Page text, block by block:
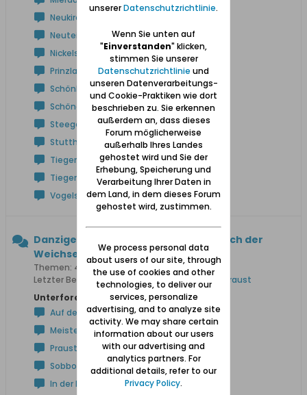
Neukirch
Neuteich
Nickelswalde
Prinzlaff
Schönbaum
Schöneberg
Steegen
Stutthof
Tiegenhof
Tiegenort
Vogelsang
Danziger Höhe und Niederung (westlich der
Weichsel)
Themen: 425 Beiträge: 3.577
Letzter Beitrag: Anton Rathkes Lebenswerk in Praust
Unterforen:
Auf der Höhe
Meisterswalde
Praust
Sobbowitz
In der Niederung
unsererDatenschutzrichtlinie.
Wenn Sie unten auf
"Einverstanden" klicken,
stimmen Sie unserer
Datenschutzrichtlinie und
unseren Datenverarbeitungs-
und Cookie-Praktiken wie dort
beschrieben zu. Sie erkennen
außerdem an, dass dieses
Forum möglicherweise
außerhalb Ihres Landes
gehostet wird und Sie der
Erhebung, Speicherung und
Verarbeitung Ihrer Daten in
dem Land, in dem dieses Forum
gehostet wird, zustimmen.
We process personal data
about users of our site, through
the use of cookies and other
technologies, to deliver our
services, personalize
advertising, and to analyze site
activity. We may share certain
information about our users
with our advertising and
analytics partners. For
additional details, refer to our
Privacy Policy.